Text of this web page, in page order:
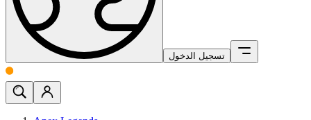
تسجيل الدخول